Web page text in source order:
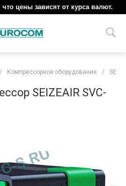
цены зависят от курса валют.
/ Компрессорное оборудование /
SEIZEAIR SVC-